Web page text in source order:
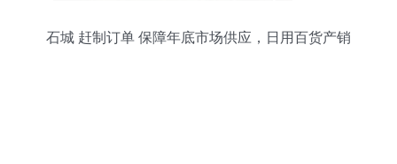
石城 赶制订单 保障年底市场供应，日用百货产销